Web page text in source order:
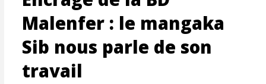
Malenfer : le mangaka
Sib nous parle de son
travail